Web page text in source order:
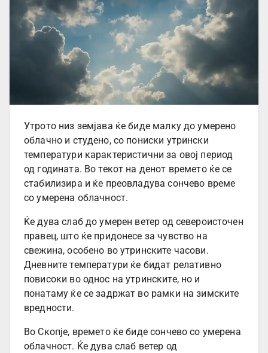
Утрото низ земјава ќе биде малку до умерено
облачно и студено, со пониски утрински
температури карактеристични за овој период
од годината. Во текот на денот времето ќе се
стабилизира и ќе преовладува сончево време
со умерена облачност.
Ќе дува слаб до умерен ветер од североисточен
правец, што ќе придонесе за чувство на
свежина, особено во утринските часови.
Дневните температури ќе бидат релативно
повисоки во однос на утринските, но и
понатаму ќе се задржат во рамки на зимските
вредности.
Во Скопје, времето ќе биде сончево со умерена
облачност. Ќе дува слаб ветер од